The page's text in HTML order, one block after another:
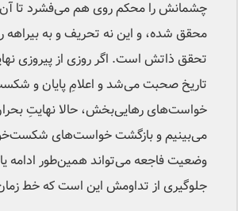
چشمانش را محکم روی هم می‌فشرد تا
محقق شده، و این نه تحریف و به بیراهه
تحقق ذاتش است. اگر روزی از پیروزی
تاریخ صحبت می‌شد و اعلامِ پایان و
خواست‌های رهایی‌بخش، حالا نهایتِ بحرانِ
می‌بینیم و بازگشت خواست‌های
وضعیت فاجعه می‌تواند همین‌طور ادامه
جلوگیری از تداومش این است که خط